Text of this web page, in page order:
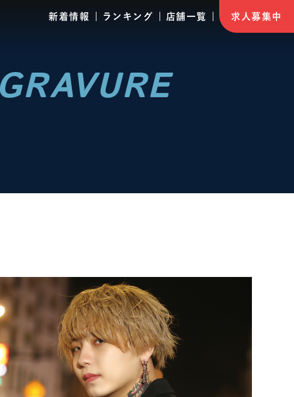
新着情報 ランキング 店舗一覧 求人募集中